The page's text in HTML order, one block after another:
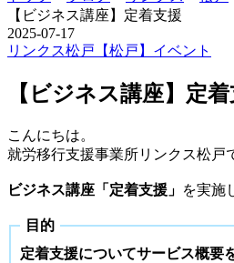
【ビジネス講座】定着支援
2025-07-17
リンクス松戸 【松戸】イベント
【ビジネス講座】定
こんにちは。
就労移行支援事業所リンクス松戸
ビジネス講座「定着支援」 を実施
目的
定着支援についてサービス概要